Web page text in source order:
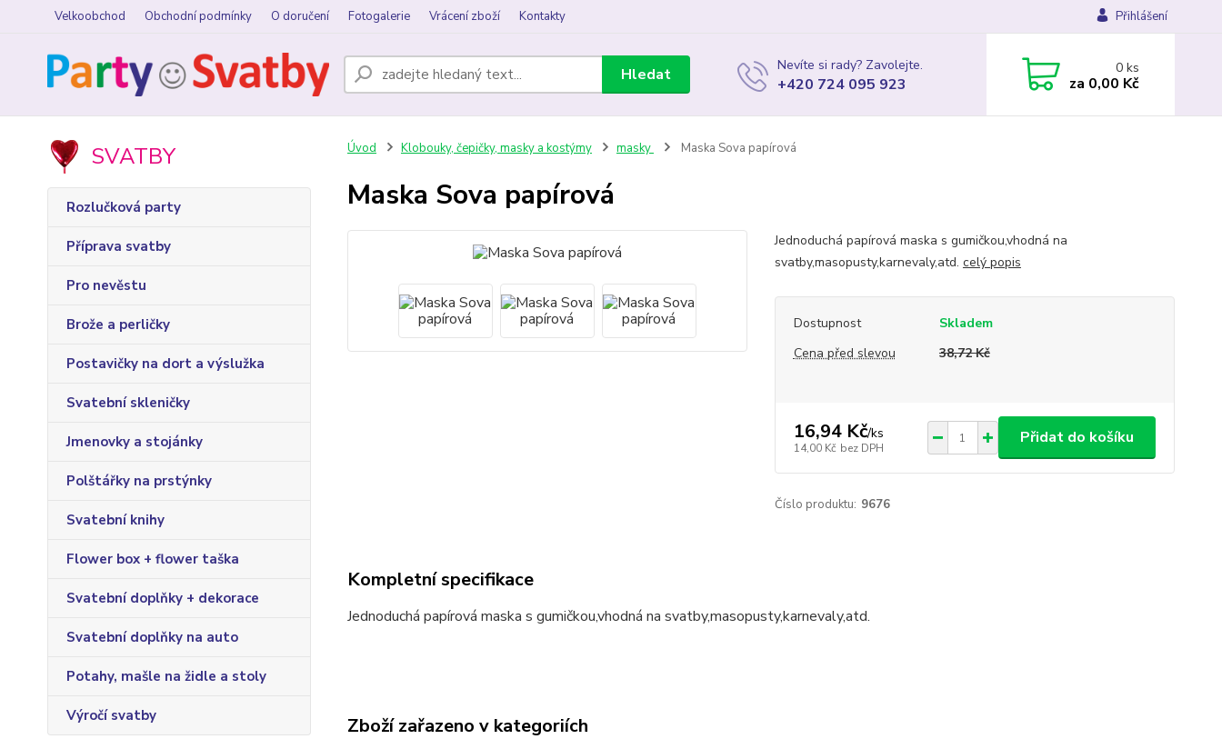
Velkoobchod Obchodní podmínky O doručení Fotogalerie Vrácení zboží Kontakty Přihlášení
Hledat Nevíte si rady? Zavolejte.
+420 724 095 923
0ks
za 0,00 Kč
SVATBY
Rozlučková party
Příprava svatby
Pro nevěstu
Brože a perličky
Postavičky na dort a výslužka
Svatební skleničky
Jmenovky a stojánky
Polštářky na prstýnky
Svatební knihy
Flower box + flower taška
Svatební doplňky + dekorace
Svatební doplňky na auto
Potahy, mašle na židle a stoly
Výročí svatby
Úvod Klobouky, čepičky, masky a kostýmy masky Maska Sova papírová
Maska Sova papírová
Jednoduchá papírová maska s gumičkou,vhodná na
svatby,masopusty,karnevaly,atd. celý popis
Dostupnost
Skladem
Cena před slevou
38,72 Kč
16,94 Kč/ks
14,00 Kč bez DPH
Přidat do košíku
Číslo produktu: 9676
Kompletní specifikace
Jednoduchá papírová maska s gumičkou,vhodná na svatby,masopusty,karnevaly,atd.
Zboží zařazeno v kategoriích